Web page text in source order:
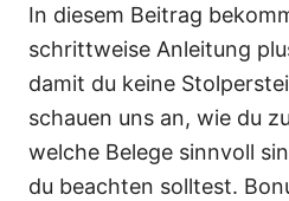
In diesem Beitrag
schrittweise Anleitung
damit du keine
schauen uns an, wie du
welche Belege sinnvoll
du beachten solltest.